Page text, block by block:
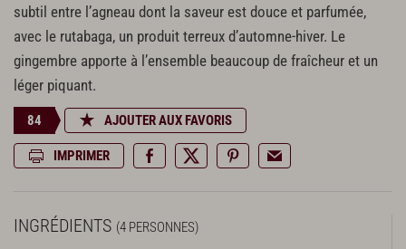
subtil entre l’agneau dont la saveur est douce et parfumée,
avec le rutabaga, un produit terreux d’automne-hiver. Le
gingembre apporte à l’ensemble beaucoup de fraîcheur et un
léger piquant.
84 AJOUTER AUX FAVORIS
IMPRIMER
INGRÉDIENTS (4 PERSONNES)